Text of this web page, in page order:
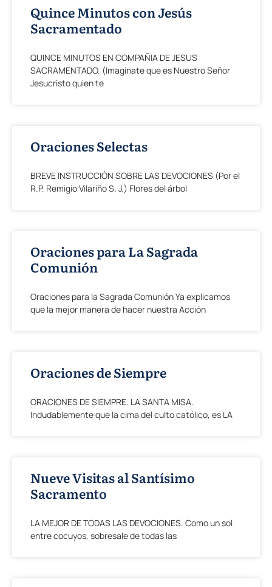
Quince Minutos con Jesús
Sacramentado
QUINCE MINUTOS EN COMPAÑIA DE JESUS
SACRAMENTADO. (Imagínate que es Nuestro Señor
Jesucristo quien te
Oraciones Selectas
BREVE INSTRUCCIÓN SOBRE LAS DEVOCIONES (Por el
R.P. Remigio Vilariño S. J.) Flores del árbol
Oraciones para La Sagrada
Comunión
Oraciones para la Sagrada Comunión Ya explicamos
que la mejor manera de hacer nuestra Acción
Oraciones de Siempre
ORACIONES DE SIEMPRE. LA SANTA MISA.
Indudablemente que la cima del culto católico, es LA
Nueve Visitas al Santísimo
Sacramento
LA MEJOR DE TODAS LAS DEVOCIONES. Como un sol
entre cocuyos, sobresale de todas las